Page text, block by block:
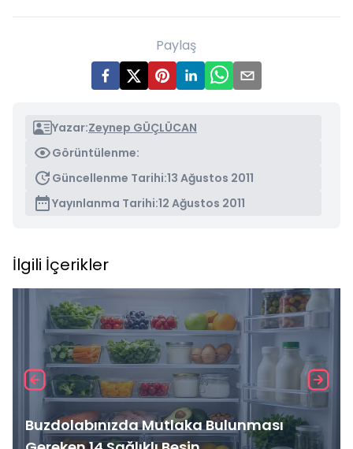
Paylaş
Yazar:Zeynep GÜÇLÜCAN
Görüntülenme:
Güncellenme Tarihi:13 Ağustos 2011
Yayınlanma Tarihi:12 Ağustos 2011
İlgili İçerikler
Buzdolabınızda Mutlaka Bulunması